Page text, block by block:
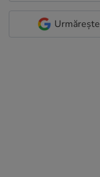
Urmărește